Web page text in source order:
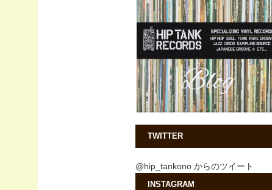
TWITTER
@hip_tankono からのツイート
INSTAGRAM